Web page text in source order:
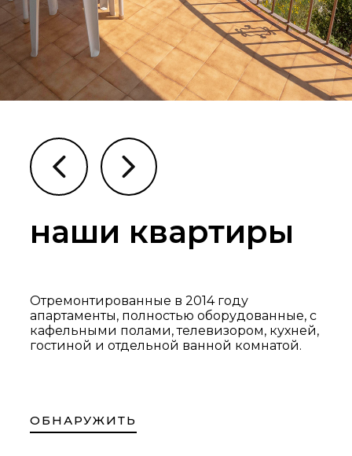
Отремонтированные в 2014 году
апартаменты, полностью оборудованные, с
кафельными полами, телевизором, кухней,
гостиной и отдельной ванной комнатой.
ОБНАРУЖИТЬ
наши квартиры